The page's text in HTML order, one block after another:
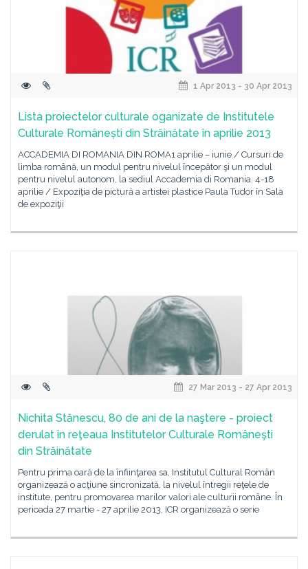
1 Apr 2013 - 30 Apr 2013
Lista proiectelor culturale oganizate de Institutele
Culturale Românești din Străinătate în aprilie 2013
ACCADEMIA DI ROMANIA DIN ROMA1 aprilie – iunie / Cursuri de
limba română, un modul pentru nivelul începător şi un modul
pentru nivelul autonom, la sediul Accademia di Romania. 4-18
aprilie / Expoziţia de pictură a artistei plastice Paula Tudor în Sala
de expoziţii
27 Mar 2013 - 27 Apr 2013
Nichita Stănescu, 80 de ani de la naştere - proiect
derulat în reţeaua Institutelor Culturale Româneşti
din Străinătate
Pentru prima oară de la înfiinţarea sa, Institutul Cultural Român
organizează o acţiune sincronizată, la nivelul întregii reţele de
institute, pentru promovarea marilor valori ale culturii române. În
perioada 27 martie - 27 aprilie 2013, ICR organizează o serie